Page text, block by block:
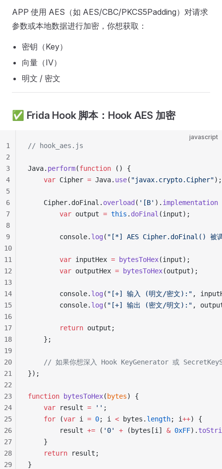
APP 使用 AES（如 AES/CBC/PKCS5Padding）对请求
参数或本地数据进行加密，你想获取：
密钥（Key）
向量（IV）
明文 / 密文
✅ Frida Hook 脚本：Hook AES 加密
javascript
// hook_aes.js
Java. perform(function () {
    var
Cipher = Java. use( "javax.crypto.Cipher");
    Cipher.doFinal.
overload ( '[B' ). implementation
        var
output = this . doFinal (input);
        console.
log ( "[*] AES Cipher.doFinal() 被
        var
inputHex = bytesToHex(input);
        var
outputHex = bytesToHex(output);
        console.
log ( "[+] 输入 (明文/密文):" ,
        console.
log ( "[+] 输出 (密文/明文):" ,
        return
output;
    };
// 如果你想深入 Hook KeyGenerator 或
});
function bytesToHex( bytes) {
    var
result = '' ;
    for
(var i = 0; i < bytes. length; i++) {
        result
+= ( '0' + (bytes[i] & 0xFF).
    }
    return
result;
}
1
2
3
4
5
6
7
8
9
10
11
12
13
14
15
16
17
18
19
20
21
22
23
24
25
26
27
28
29